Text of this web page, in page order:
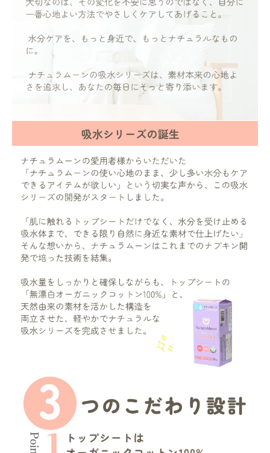
定期購入
オリジナルブランド
エコリュクス
ナチュラプラス
アルマウィン
アルモニベルツ
コラム・スタッフのおすすめ
ご利用ガイド等
アカウント情報
ようこそ ゲスト 様